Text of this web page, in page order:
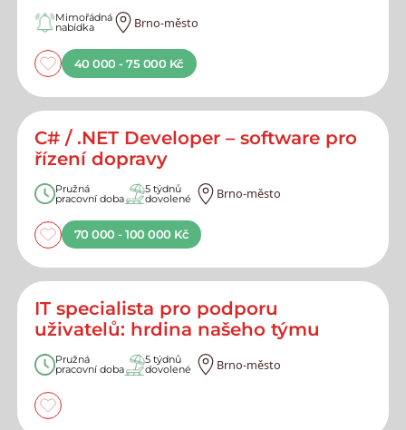
Mimořádná
nabídka Brno-město
40 000 - 75 000 Kč
C# / .NET Developer – software pro
řízení dopravy
Pružná
pracovní doba
5 týdnů
dovolené Brno-město
70 000 - 100 000 Kč
IT specialista pro podporu
uživatelů: hrdina našeho týmu
Pružná
pracovní doba
5 týdnů
dovolené Brno-město